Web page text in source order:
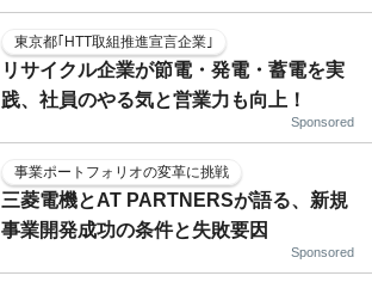
東京都｢HTT取組推進宣言企業｣
リサイクル企業が節電・発電・蓄電を実
践、社員のやる気と営業力も向上！
Sponsored
事業ポートフォリオの変革に挑戦
三菱電機とAT PARTNERSが語る、新規
事業開発成功の条件と失敗要因
Sponsored